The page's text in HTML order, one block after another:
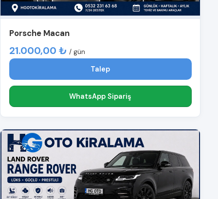
Porsche Macan
21.000,00 ₺ / gün
Talep
WhatsApp Sipariş